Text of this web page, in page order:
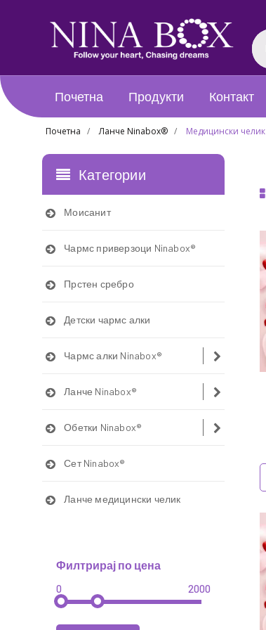
Почетна Продукти Контакт
Почетна Ланче Ninabox® Медицински челик
Категории
Моисанит
Чармс приверзоци Ninabox®
Прстен сребро
Детски чармс алки
Чармс алки Ninabox®
Ланче Ninabox®
Обетки Ninabox®
Сет Ninabox®
Ланче медицински челик
Филтрирај по цена
0 2000